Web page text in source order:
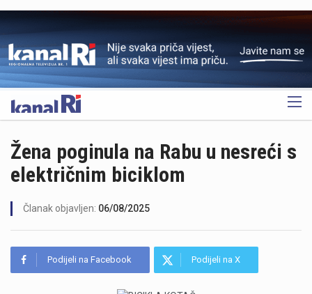
OGLAS
Žena poginula na Rabu u nesreći s
električnim biciklom
Članak objavljen: 06/08/2025
Podijeli na Facebook Podijeli na X